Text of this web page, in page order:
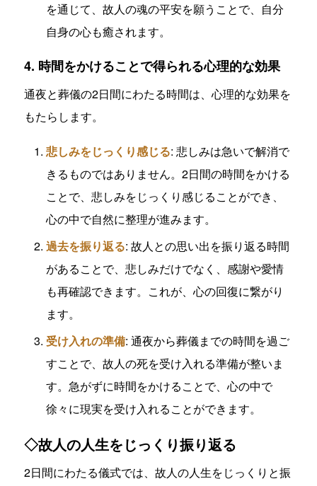
を通じて、故人の魂の平安を願うことで、自分
自身の心も癒されます。
4. 時間をかけることで得られる心理的な効果
通夜と葬儀の2日間にわたる時間は、心理的な効果を
もたらします。
悲しみをじっくり感じる: 悲しみは急いで解消で
きるものではありません。2日間の時間をかける
ことで、悲しみをじっくり感じることができ、
心の中で自然に整理が進みます。
過去を振り返る: 故人との思い出を振り返る時間
があることで、悲しみだけでなく、感謝や愛情
も再確認できます。これが、心の回復に繋がり
ます。
受け入れの準備: 通夜から葬儀までの時間を過ご
すことで、故人の死を受け入れる準備が整いま
す。急がずに時間をかけることで、心の中で
徐々に現実を受け入れることができます。
◇故人の人生をじっくり振り返る
2日間にわたる儀式では、故人の人生をじっくりと振